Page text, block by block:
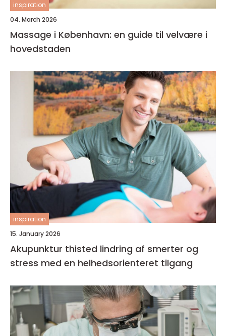
inspiration
04. March 2026
Massage i København: en guide til velvære i
hovedstaden
inspiration
15. January 2026
Akupunktur thisted lindring af smerter og
stress med en helhedsorienteret tilgang